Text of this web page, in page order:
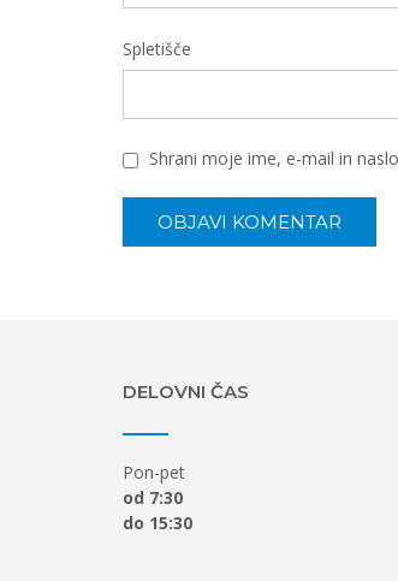
Spletišče
Shrani moje ime, e-mail in
DELOVNI ČAS
Pon-pet
od 7:30
do 15:30